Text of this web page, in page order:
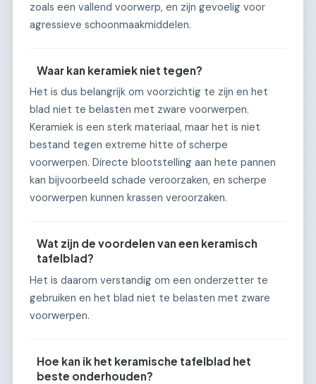
zoals een vallend voorwerp, en zijn gevoelig voor
agressieve schoonmaakmiddelen.
Waar kan keramiek niet tegen?
Het is dus belangrijk om voorzichtig te zijn en het
blad niet te belasten met zware voorwerpen.
Keramiek is een sterk materiaal, maar het is niet
bestand tegen extreme hitte of scherpe
voorwerpen. Directe blootstelling aan hete pannen
kan bijvoorbeeld schade veroorzaken, en scherpe
voorwerpen kunnen krassen veroorzaken.
Wat zijn de voordelen van een keramisch
tafelblad?
Het is daarom verstandig om een onderzetter te
gebruiken en het blad niet te belasten met zware
voorwerpen.
Hoe kan ik het keramische tafelblad het
beste onderhouden?